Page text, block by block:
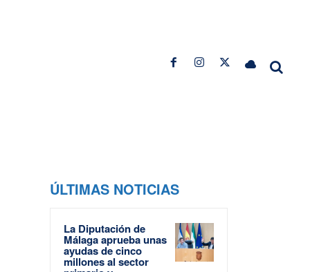
ÚLTIMAS NOTICIAS
La Diputación de
Málaga aprueba unas
ayudas de cinco
millones al sector